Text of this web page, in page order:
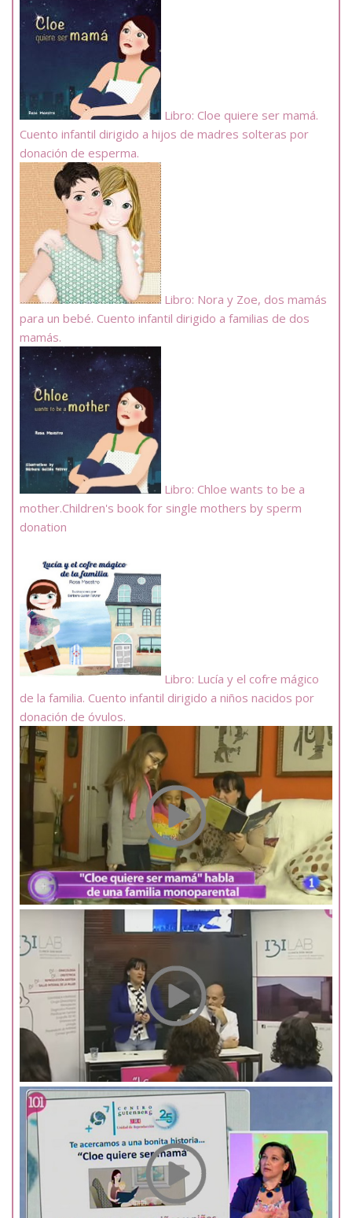
Libro: Cloe quiere ser mamá.
Cuento infantil dirigido a hijos de madres solteras por
donación de esperma.
Libro: Nora y Zoe, dos mamás
para un bebé. Cuento infantil dirigido a familias de dos
mamás.
Libro: Chloe wants to be a
mother.Children's book for single mothers by sperm
donation
Libro: Lucía y el cofre mágico
de la familia. Cuento infantil dirigido a niños nacidos por
donación de óvulos.